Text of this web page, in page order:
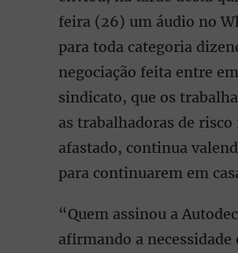
feira (26) um áudio no
para toda categoria
negociação feita entre
sindicato, que os
as trabalhadoras de risco
afastado, continua
para continuarem em
“Quem assinou a
afirmando a necessidade